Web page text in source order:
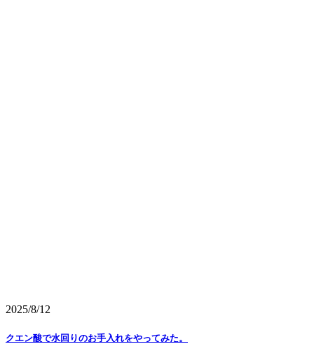
2025/8/12
クエン酸で水回りのお手入れをやってみた。